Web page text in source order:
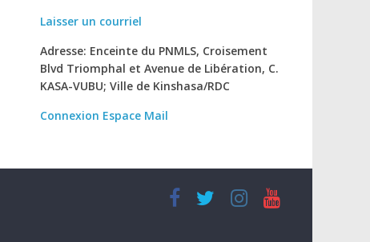
Laisser un courriel
Adresse: Enceinte du PNMLS, Croisement
Blvd Triomphal et Avenue de Libération, C.
KASA-VUBU; Ville de Kinshasa/RDC
Connexion Espace Mail